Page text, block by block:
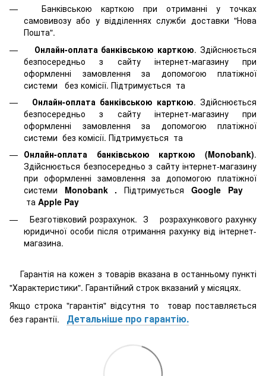
Банківською карткою при отриманні у точках
самовивозу або у відділеннях служби доставки "Нова
Пошта".
Онлайн-оплата банківською карткою. Здійснюється
безпосередньо з сайту інтернет-магазину при
оформленні замовлення за допомогою платіжної
системи
без комісії. Підтримується та
Онлайн-оплата банківською карткою. Здійснюється
безпосередньо з сайту інтернет-магазину при
оформленні замовлення за допомогою платіжної
системи без комісії. Підтримується та
Онлайн-оплата банківською карткою (Monobank).
Здійснюється безпосередньо з сайту інтернет-магазину
при оформленні замовлення за допомогою платіжної
системи Monobank .Підтримується Google Pay
та Apple Pay
Безготівковий розрахунок. З розрахункового рахунку
юридичної особи після отримання рахунку від інтернет-
магазина.
Гарантія на кожен з товарів вказана в останньому пункті
"Характеристики". Гарантійний строк вказаний у місяцях.
Якщо строка "гарантія" відсутня то товар поставляється
без гарантії. Детальніше про гарантію.